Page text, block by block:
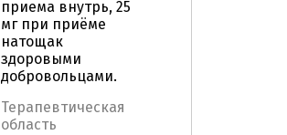
приема внутрь, 25
мг при приёме
натощак
здоровыми
добровольцами.
Терапевтическая
область